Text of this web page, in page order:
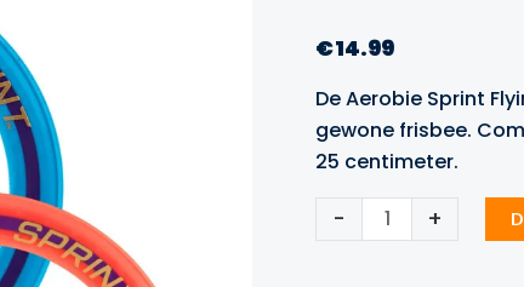
€14.99
De Aerobie Sprint
gewone frisbee.
25 centimeter.
-
Frisbee
Aerobie
+